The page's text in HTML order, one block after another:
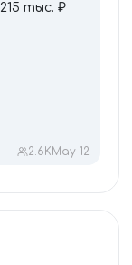
тыс. ₽
2.6K May 12